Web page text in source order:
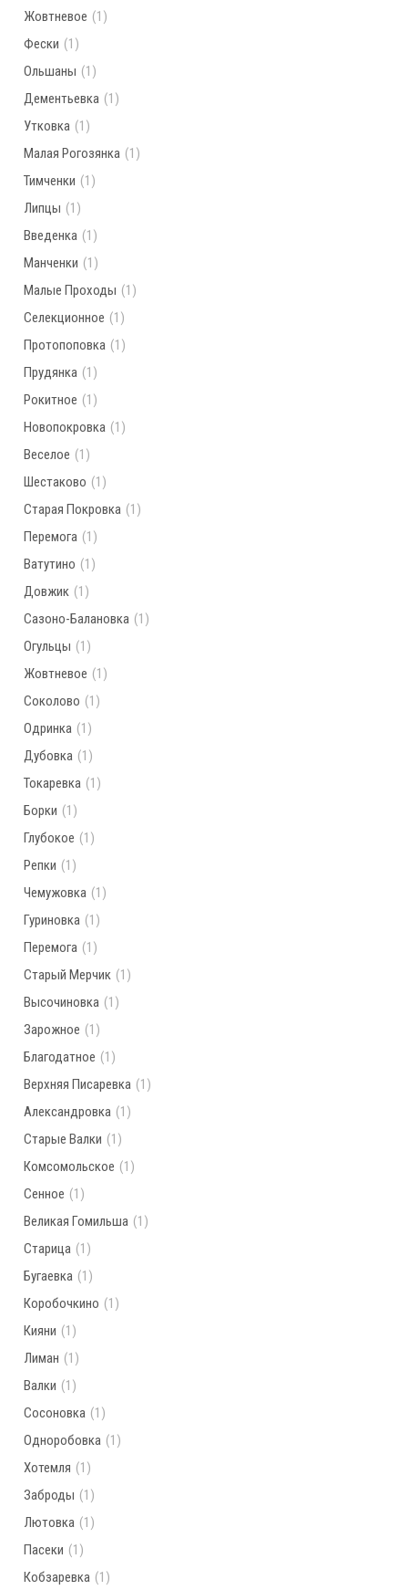
Жовтневое (1)
Фески (1)
Ольшаны (1)
Дементьевка (1)
Утковка (1)
Малая Рогозянка (1)
Тимченки (1)
Липцы (1)
Введенка (1)
Манченки (1)
Малые Проходы (1)
Селекционное (1)
Протопоповка (1)
Прудянка (1)
Рокитное (1)
Новопокровка (1)
Веселое (1)
Шестаково (1)
Старая Покровка (1)
Перемога (1)
Ватутино (1)
Довжик (1)
Сазоно-Балановка (1)
Огульцы (1)
Жовтневое (1)
Соколово (1)
Одринка (1)
Дубовка (1)
Токаревка (1)
Борки (1)
Глубокое (1)
Репки (1)
Чемужовка (1)
Гуриновка (1)
Перемога (1)
Старый Мерчик (1)
Высочиновка (1)
Зарожное (1)
Благодатное (1)
Верхняя Писаревка (1)
Александровка (1)
Старые Валки (1)
Комсомольское (1)
Сенное (1)
Великая Гомильша (1)
Старица (1)
Бугаевка (1)
Коробочкино (1)
Кияни (1)
Лиман (1)
Валки (1)
Сосоновка (1)
Одноробовка (1)
Хотемля (1)
Заброды (1)
Лютовка (1)
Пасеки (1)
Кобзаревка (1)